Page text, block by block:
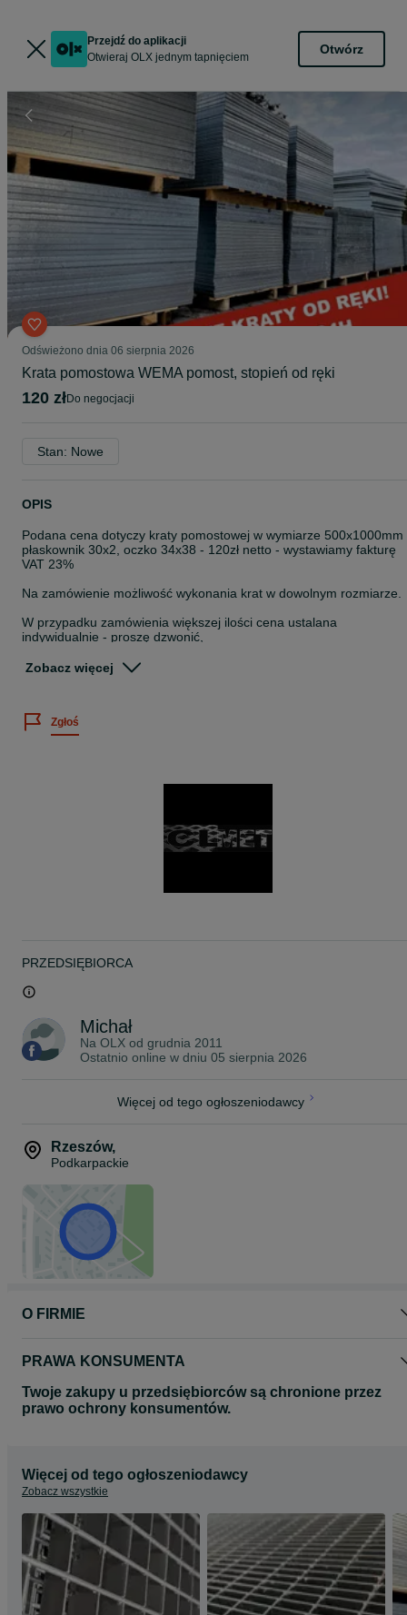
Przejdź do aplikacji
Otwieraj OLX jednym tapnięciem
Otwórz
Odświeżono dnia 06 sierpnia 2026
Krata pomostowa WEMA pomost, stopień od ręki
120 zł do negocjacji
Stan: Nowe
OPIS
Podana cena dotyczy kraty pomostowej w wymiarze 500x1000mm
płaskownik 30x2, oczko 34x38 - 120zł netto - wystawiamy fakturę
VAT 23%
Na zamówienie możliwość wykonania krat w dowolnym rozmiarze.
W przypadku zamówienia większej ilości cena ustalana
indywidualnie - proszę dzwonić,
Jestem pod telefonem przez cały tydzień w godzinach 7-21, jeżeli
-500x1000,
-600x1000,
-900x240,
-900x270,
-1000x240,
-1000x270,
-1200x270
-uchwyty i łączniki krat pomostowych
zamówieniu większej ilości transport gratis.
Zobacz więcej
Zgłoś
PRZEDSIĘBIORCA
Michał
Na OLX od grudnia 2011
Ostatnio online w dniu 05 sierpnia 2026
Więcej od tego ogłoszeniodawcy
Rzeszów,
Podkarpackie
O FIRMIE
PRAWA KONSUMENTA
Twoje zakupy u przedsiębiorców są chronione przez
prawo ochrony konsumentów.
Więcej od tego ogłoszeniodawcy
Zobacz wszystkie